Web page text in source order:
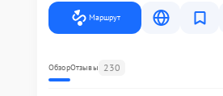
Маршрут
ОбзорОтзывы 230